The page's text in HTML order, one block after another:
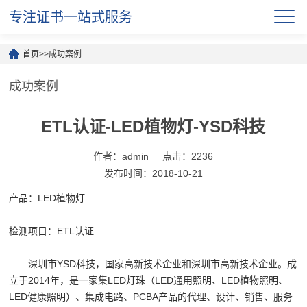
专注证书一站式服务
首页>>成功案例
成功案例
ETL认证-LED植物灯-YSD科技
作者：admin
点击：2236
发布时间：2018-10-21
产品：LED植物灯
检测项目：ETL认证
深圳市YSD科技，国家高新技术企业和深圳市高新技术企业。成
立于2014年，是一家集LED灯珠（LED通用照明、LED植物照明、
LED健康照明）、集成电路、PCBA产品的代理、设计、销售、服务